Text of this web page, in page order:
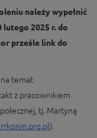
należy wypełnić
lutego 2025 r. do
prześle link do
temat
z pracownikiem
tj. Martyną
).